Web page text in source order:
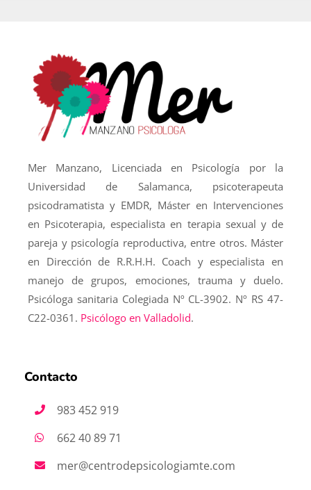
Mer Manzano, Licenciada en Psicología por la
Universidad de Salamanca, psicoterapeuta
psicodramatista y EMDR, Máster en Intervenciones
en Psicoterapia, especialista en terapia sexual y de
pareja y psicología reproductiva, entre otros. Máster
en Dirección de R.R.H.H. Coach y especialista en
manejo de grupos, emociones, trauma y duelo.
Psicóloga sanitaria Colegiada Nº CL-3902. Nº RS 47-
C22-0361. Psicólogo en Valladolid.
Contacto
983 452 919
662 40 89 71
mer@centrodepsicologiamte.com